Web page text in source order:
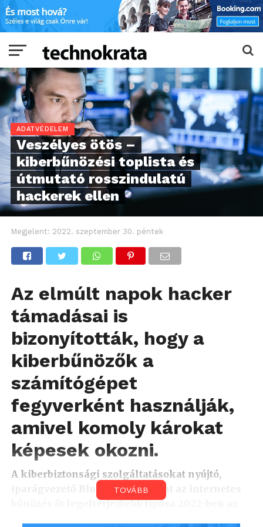
ADATVÉDELEM
Veszélyes ötös –
kiberbűnözési toplista és
útmutató rosszindulatú
hackerek ellen
Megjelent: 2022. szeptember 30. péntek
Az elmúlt napok hacker
támadásai is
bizonyították, hogy a
kiberbűnözők a
számítógépet
fegyverként használják,
amivel komoly károkat
képesek okozni.
A kiberbiztonsági szolgáltatásokat nyújtó,
iparágvezető BlueVoyant szerint az internetes
bűnözés öt legelterjedtebb típusa 2022-ben az
TOVÁBB